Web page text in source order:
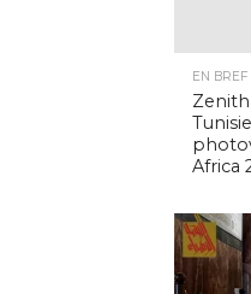
EN BREF
Africa